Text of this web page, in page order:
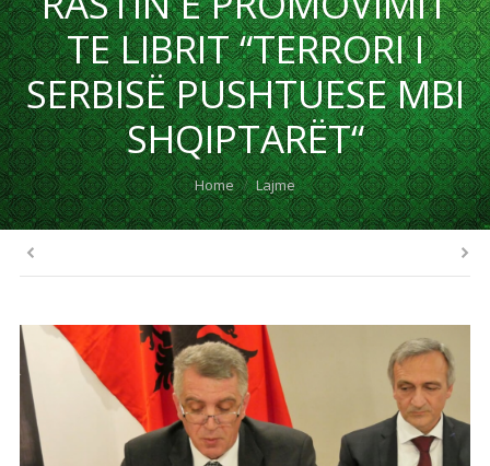
KONTAKTI
TE LIBRIT “TERRORI I
SERBISË PUSHTUESE MBI
SHQIPTARËT“
You are here: Home Lajme